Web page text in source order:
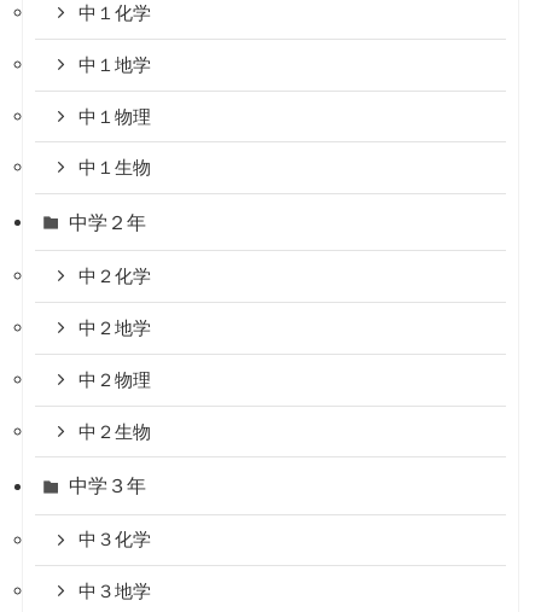
中１化学
中１地学
中１物理
中１生物
中学２年
中２化学
中２地学
中２物理
中２生物
中学３年
中３化学
中３地学